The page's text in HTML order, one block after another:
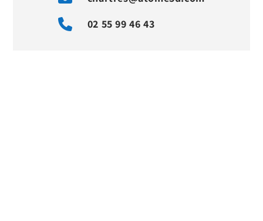
02 55 99 46 43